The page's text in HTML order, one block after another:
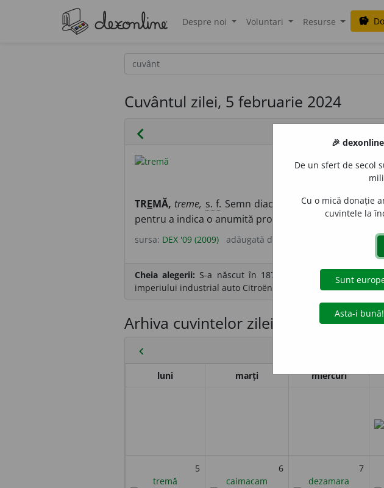
Despre noi Voluntari Resurse savings
Cuvântul zilei, 5 februarie 2024
chevron_left
TREMĂ, treme, s. f. Semn diacritic format din două
pentru a indica o anumită pronunțare a sunetului
sursa: DEX '09 (2009) adăugată de
Cheia alegerii: S-a născut în 1878 André Citroën,
imperiului industrial auto Citroën în 1919.
Arhiva cuvintelor zilei
chevron_left
luni marți miercuri
5
tremă
6
caimacam
7
dezamara
🎉 dexonline
De un sfert de secol
Cu o mică donație
cuvintele la